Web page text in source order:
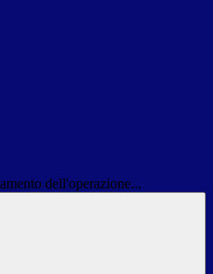
dell'operazione...